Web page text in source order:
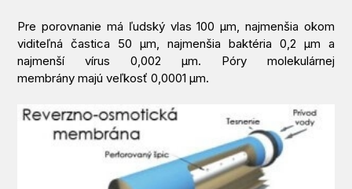
Pre porovnanie má ľudský vlas 100 µm, najmenšia okom
viditeľná častica 50 µm, najmenšia baktéria 0,2 µm a
najmenší vírus 0,002 µm. Póry molekulárnej
membrány majú veľkosť 0,0001 µm.